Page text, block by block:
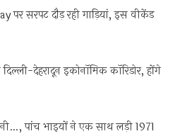
सरपट दौड़ रही गाड़ियां, इस वीकेंड
दिल्ली-देहरादून इकोनॉमिक कॉरिडोर, होंगे
पांच भाइयों ने एक साथ लड़ी 1971